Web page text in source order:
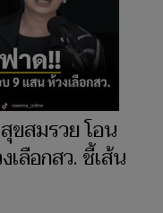
ขสมรวย โอน
เลือกสว. ชี้เส้น